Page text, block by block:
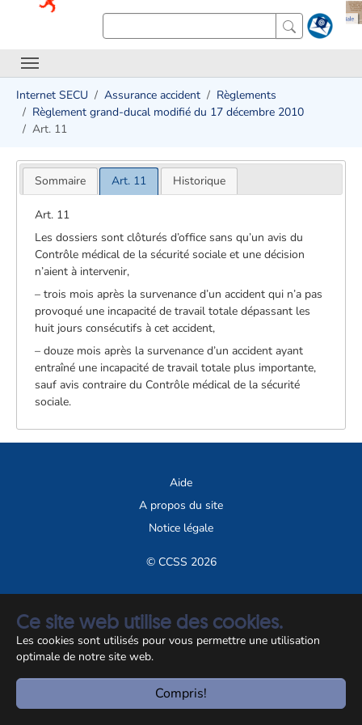
Ce site web utilise des cookies.
Les cookies sont utilisés pour vous permettre une utilisation
optimale de notre site web.
Compris!
Internet SECU Assurance accident
Règlements
Règlement grand-ducal modifié du 17 décembre 2010
Art. 11
Sommaire Art. 11 Historique
Art. 11
Les dossiers sont clôturés d’office sans qu’un avis du
Contrôle médical de la sécurité sociale et une décision
n’aient à intervenir,
– trois mois après la survenance d’un accident qui n’a pas
provoqué une incapacité de travail totale dépassant les
huit jours consécutifs à cet accident,
– douze mois après la survenance d’un accident ayant
entraîné une incapacité de travail totale plus importante,
sauf avis contraire du Contrôle médical de la sécurité
sociale.
Aide
A propos du site
Notice légale
© CCSS 2026